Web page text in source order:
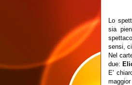
Lo
sia
sensi,
Nel
due:
E'